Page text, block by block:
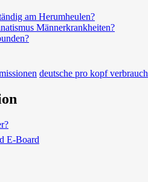
am Herumheulen?
Männerkrankheiten?
deutsche pro kopf verbrauch
E-Board